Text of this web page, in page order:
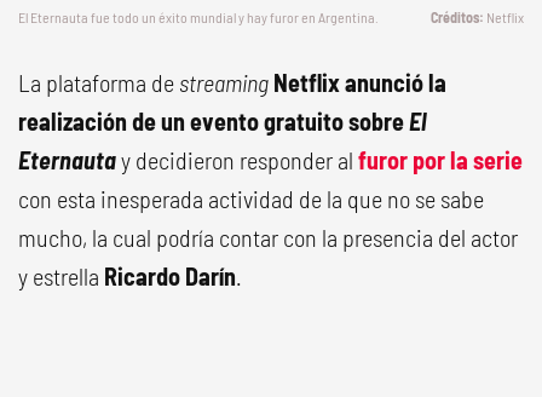
El Eternauta fue todo un éxito mundial y hay furor en Argentina. Netflix
La plataforma de streaming Netflix anunció la
realización de un evento gratuito sobreEl
Eternautay decidieron responder al furor por la serie
con esta inesperada actividad de la que no se sabe
mucho, la cual podría contar con la presencia del actor
y estrella Ricardo Darín.